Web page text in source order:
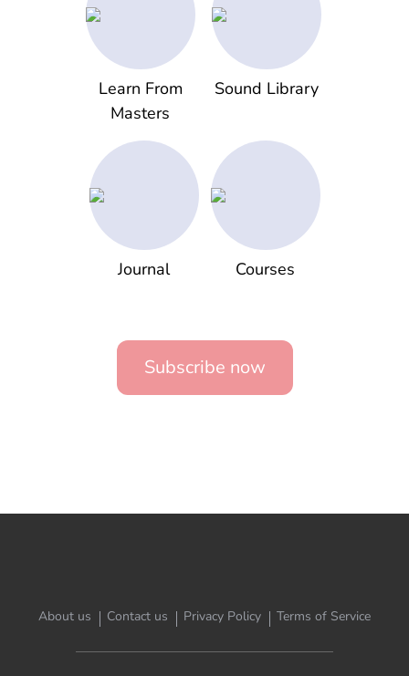
Learn From
Masters
Sound Library
Journal Courses
Subscribe now
About us Contact us Privacy Policy Terms of Service